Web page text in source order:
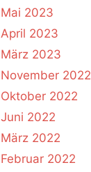
Mai 2023
April 2023
März 2023
November 2022
Oktober 2022
Juni 2022
März 2022
Februar 2022